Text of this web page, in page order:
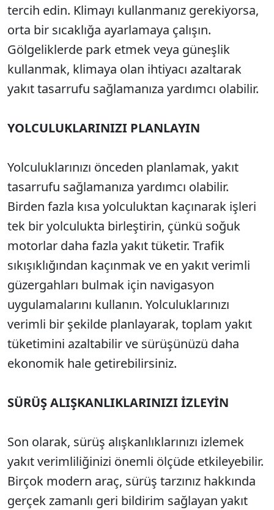
tercih edin. Klimayı kullanmanız gerekiyorsa,
orta bir sıcaklığa ayarlamaya çalışın.
Gölgeliklerde park etmek veya güneşlik
kullanmak, klimaya olan ihtiyacı azaltarak
yakıt tasarrufu sağlamanıza yardımcı olabilir.
YOLCULUKLARINIZI PLANLAYIN
Yolculuklarınızı önceden planlamak, yakıt
tasarrufu sağlamanıza yardımcı olabilir.
Birden fazla kısa yolculuktan kaçınarak işleri
tek bir yolculukta birleştirin, çünkü soğuk
motorlar daha fazla yakıt tüketir. Trafik
sıkışıklığından kaçınmak ve en yakıt verimli
güzergahları bulmak için navigasyon
uygulamalarını kullanın. Yolculuklarınızı
verimli bir şekilde planlayarak, toplam yakıt
tüketimini azaltabilir ve sürüşünüzü daha
ekonomik hale getirebilirsiniz.
SÜRÜŞ ALIŞKANLIKLARINIZI İZLEYİN
Son olarak, sürüş alışkanlıklarınızı izlemek
yakıt verimliliğinizi önemli ölçüde etkileyebilir.
Birçok modern araç, sürüş tarzınız hakkında
gerçek zamanlı geri bildirim sağlayan yakıt